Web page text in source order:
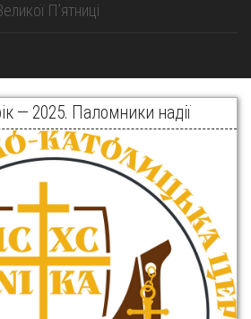
Пʼятниці
— 2025. Паломники надії